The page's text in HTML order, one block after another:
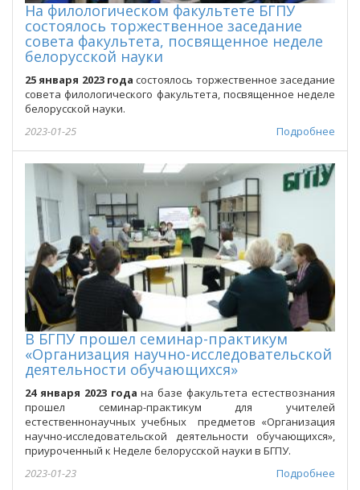
На филологическом факультете БГПУ
состоялось торжественное заседание
совета факультета, посвященное неделе
белорусской науки
25 января 2023 года состоялось торжественное заседание
совета филологического факультета, посвященное неделе
белорусской науки.
Подробнее
2023-01-25
В БГПУ прошел семинар-практикум
«Организация научно-исследовательской
деятельности обучающихся»
24 января 2023 года на базе факультета естествознания
прошел семинар-практикум для учителей
естественнонаучных учебных предметов «Организация
научно-исследовательской деятельности обучающихся»,
приуроченный к Неделе белорусской науки в БГПУ.
Подробнее
2023-01-23